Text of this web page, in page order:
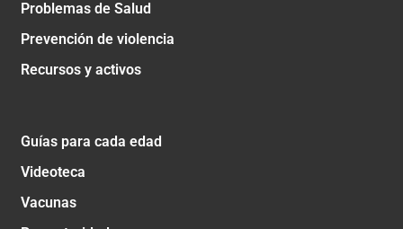
Problemas de Salud
Prevención de violencia
Recursos y activos
Guías para cada edad
Videoteca
Vacunas